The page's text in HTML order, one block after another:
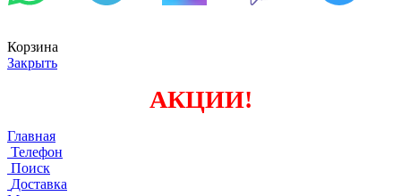
Корзина
Закрыть
АКЦИИ!
Главная
Телефон
Поиск
Доставка